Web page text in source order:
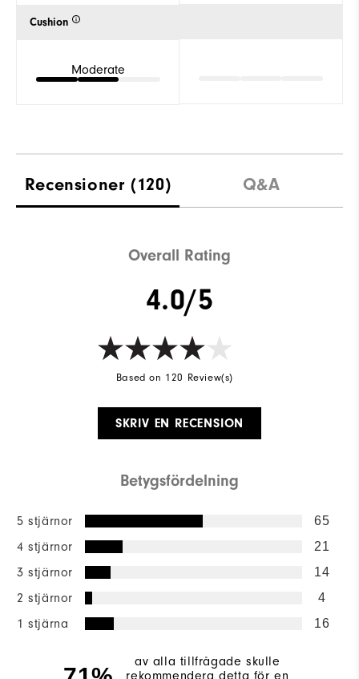
Cushion
Moderate
Recensioner (120) Q&A
Overall Rating
4.0/5
Based on 120 Review(s)
SKRIV EN RECENSION
Betygsfördelning
5 stjärnor 65
4 stjärnor 21
3 stjärnor 14
2 stjärnor 4
1 stjärna 16
av alla tillfrågade skulle
rekommendera detta för en